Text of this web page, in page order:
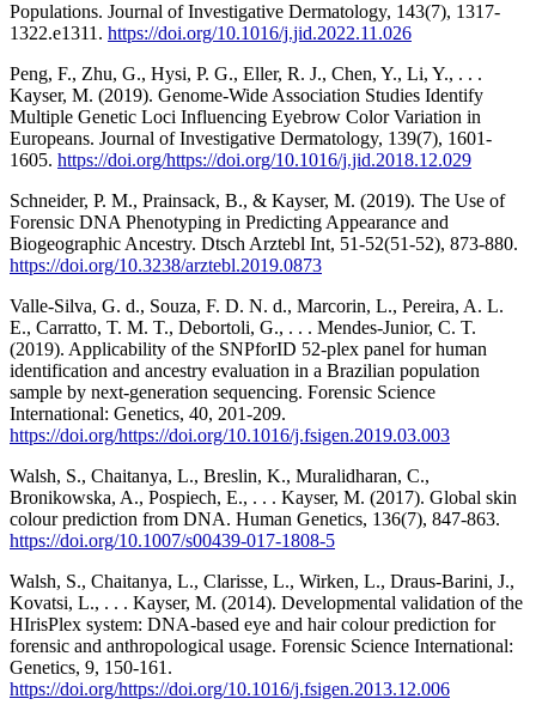
Populations. Journal of Investigative Dermatology, 143(7), 1317-
1322.e1311. https://doi.org/10.1016/j.jid.2022.11.026
Peng, F., Zhu, G., Hysi, P. G., Eller, R. J., Chen, Y., Li, Y., . . .
Kayser, M. (2019). Genome-Wide Association Studies Identify
Multiple Genetic Loci Influencing Eyebrow Color Variation in
Europeans. Journal of Investigative Dermatology, 139(7), 1601-
1605. https://doi.org/https://doi.org/10.1016/j.jid.2018.12.029
Schneider, P. M., Prainsack, B., & Kayser, M. (2019). The Use of
Forensic DNA Phenotyping in Predicting Appearance and
Biogeographic Ancestry. Dtsch Arztebl Int, 51-52(51-52), 873-880.
https://doi.org/10.3238/arztebl.2019.0873
Valle-Silva, G. d., Souza, F. D. N. d., Marcorin, L., Pereira, A. L.
E., Carratto, T. M. T., Debortoli, G., . . . Mendes-Junior, C. T.
(2019). Applicability of the SNPforID 52-plex panel for human
identification and ancestry evaluation in a Brazilian population
sample by next-generation sequencing. Forensic Science
International: Genetics, 40, 201-209.
https://doi.org/https://doi.org/10.1016/j.fsigen.2019.03.003
Walsh, S., Chaitanya, L., Breslin, K., Muralidharan, C.,
Bronikowska, A., Pospiech, E., . . . Kayser, M. (2017). Global skin
colour prediction from DNA. Human Genetics, 136(7), 847-863.
https://doi.org/10.1007/s00439-017-1808-5
Walsh, S., Chaitanya, L., Clarisse, L., Wirken, L., Draus-Barini, J.,
Kovatsi, L., . . . Kayser, M. (2014). Developmental validation of the
HIrisPlex system: DNA-based eye and hair colour prediction for
forensic and anthropological usage. Forensic Science International:
Genetics, 9, 150-161.
https://doi.org/https://doi.org/10.1016/j.fsigen.2013.12.006